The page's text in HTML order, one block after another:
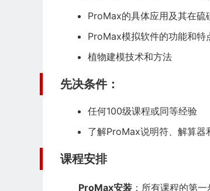
ProMax的具体应用及其在硫
ProMax模拟软件的功能和特
植物建模技术和方法
先决条件：
任何100级课程或同等经验
了解ProMax说明符、解算器
课程安排
ProMax安装 ：所有课程的第